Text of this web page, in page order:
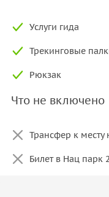
Услуги гида
Трекинговые
Рюкзак
Что не включено
Трансфер к месту
Билет в Нац парк